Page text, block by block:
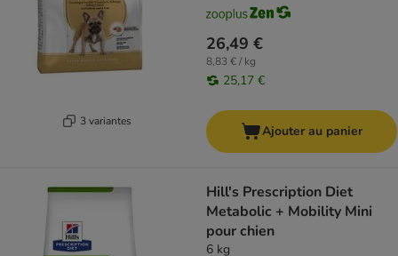
3 variantes
26,49 €
8,83 € / kg
25,17 €
Ajouter au panier
Hill's Prescription Diet
Metabolic + Mobility Mini
pour chien
6 kg